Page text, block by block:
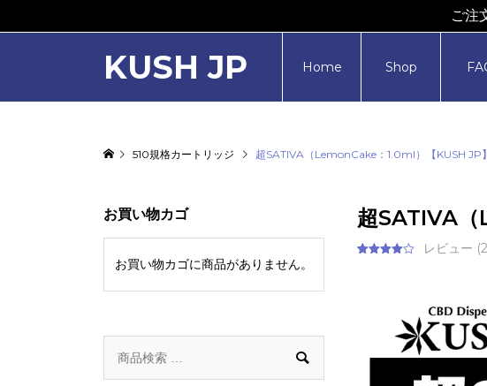
ご注
KUSH JP Home Shop
510規格カートリッジ 超SATIVA（LemonCake：1.0ml）【KUSH JP】
超SATIVA
レビュー (2
お買い物カゴ
お買い物カゴに商品がありません。
